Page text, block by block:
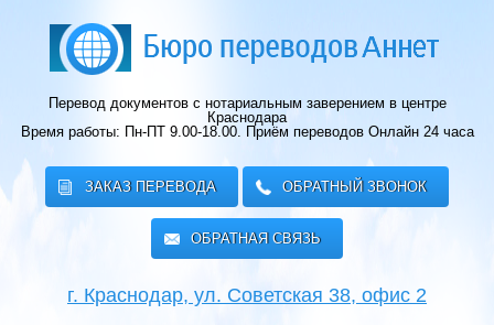
Перевод документов с нотариальным заверением в центре
Краснодара
Время работы: Пн-ПТ 9.00-18.00. Приём переводов Онлайн 24 часа
ЗАКАЗ ПЕРЕВОДА ОБРАТНЫЙ ЗВОНОК
ОБРАТНАЯ СВЯЗЬ
г. Краснодар, ул. Советская 38, офис 2